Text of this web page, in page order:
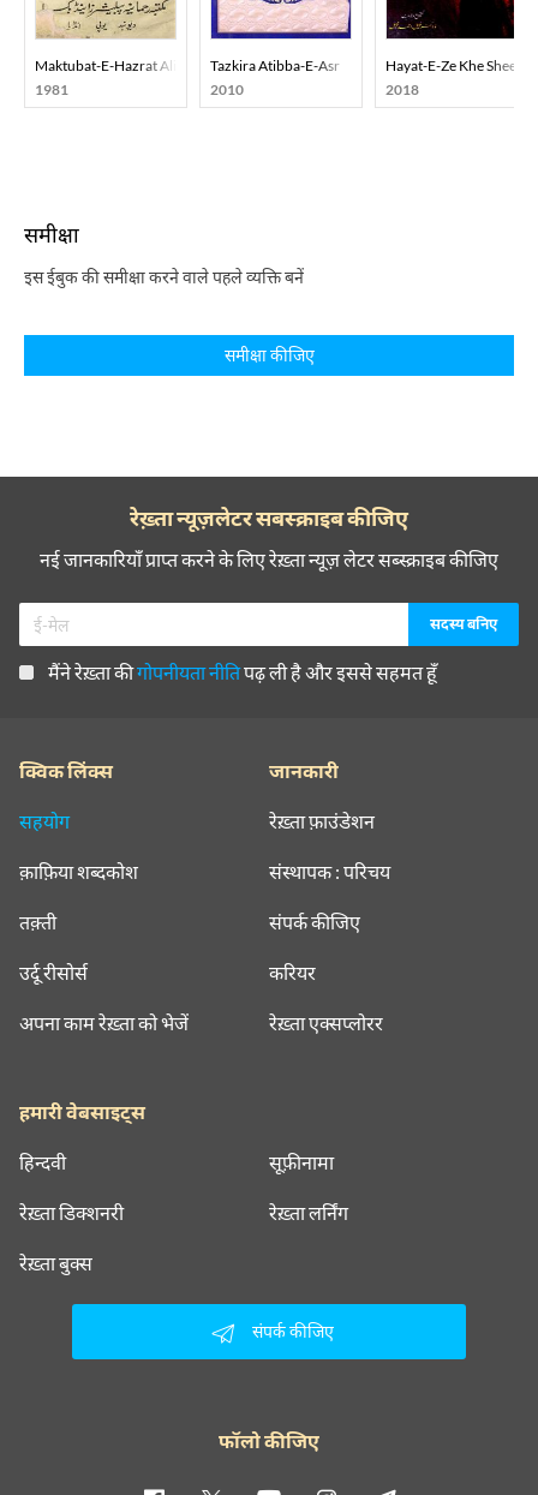
Maktubat-E-Hazrat Ali
1981
Tazkira Atibba-E-Asr
2010
Hayat-E-Ze Khe Sheen
2018
समीक्षा
इस ईबुक की समीक्षा करने वाले पहले व्यक्ति बनें
समीक्षा कीजिए
रेख़्ता न्यूज़लेटर सबस्क्राइब कीजिए
नई जानकारियाँ प्राप्त करने के लिए रेख़्ता न्यूज़ लेटर सब्स्क्राइब कीजिए
मैंने रेख़्ता कीगोपनीयता नीतिपढ़ ली है और इससे सहमत हूँ
क्विक लिंक्स
सहयोग
क़ाफ़िया शब्दकोश
तक़्ती
उर्दू रीसोर्स
अपना काम रेख़्ता को भेजें
जानकारी
रेख़्ता फ़ाउंडेशन
संस्थापक : परिचय
संपर्क कीजिए
करियर
रेख़्ता एक्सप्लोरर
हमारी वेबसाइट्स
हिन्दवी सूफ़ीनामा
रेख़्ता डिक्शनरी रेख़्ता लर्निंग
रेख़्ता बुक्स
संपर्क कीजिए
फॉलो कीजिए